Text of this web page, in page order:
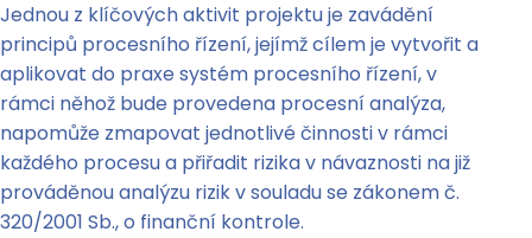
Jednou z klíčových aktivit projektu je zavádění
principů procesního řízení, jejímž cílem je vytvořit a
aplikovat do praxe systém procesního řízení, v
rámci něhož bude provedena procesní analýza,
napomůže zmapovat jednotlivé činnosti v rámci
každého procesu a přiřadit rizika v návaznosti na již
prováděnou analýzu rizik v souladu se zákonem č.
320/2001 Sb., o finanční kontrole.